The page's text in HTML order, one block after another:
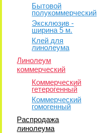
Бытовой
полукоммерческий
Эксклюзив -
ширина 5 м.
Клей для
линолеума
Линолеум
коммерческий
Коммерческий
гетерогенный
Коммерческий
гомогенный
Распродажа
линолеума